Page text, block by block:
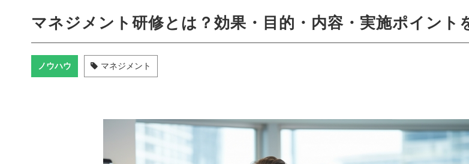
マネジメント研修とは？効果・目的・内容・実施ポイント
ノウハウ
マネジメント